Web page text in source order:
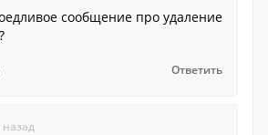
сообщение про удаление
Ответить
назад